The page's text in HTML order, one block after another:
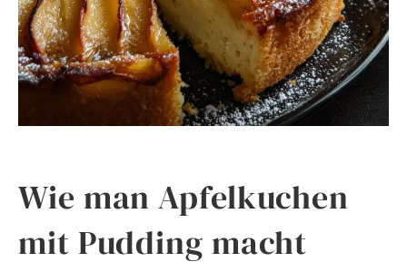
Wie man Apfelkuchen
mit Pudding macht